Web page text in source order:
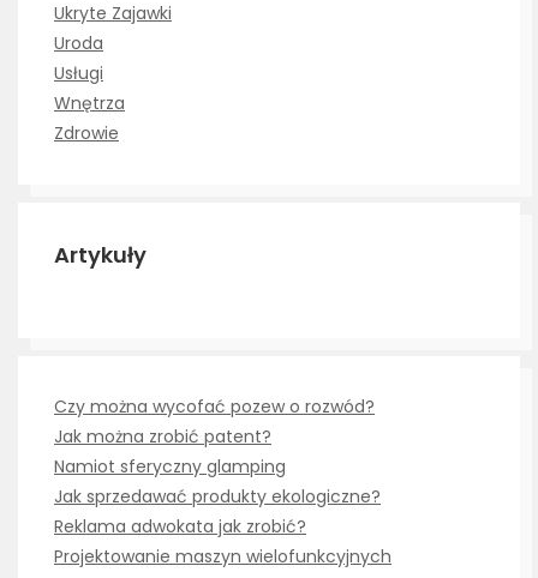
Ukryte Zajawki
Uroda
Usługi
Wnętrza
Zdrowie
Artykuły
Czy można wycofać pozew o rozwód?
Jak można zrobić patent?
Namiot sferyczny glamping
Jak sprzedawać produkty ekologiczne?
Reklama adwokata jak zrobić?
Projektowanie maszyn wielofunkcyjnych